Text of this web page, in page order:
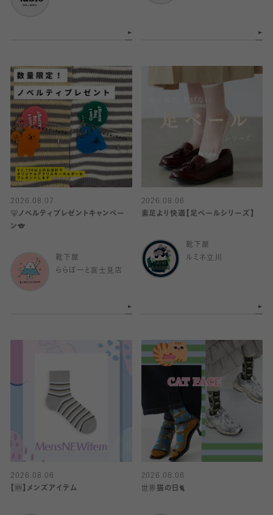
2026.08.07
🐻ノベルティプレゼントキャンペー
ン🐨
靴下屋
ららぽーと富士見店
2026.08.06
素足より快適【足ベールシリーズ】
靴下屋
ルミネ立川
2026.08.06
【🆕】メンズアイテム
2026.08.06
世界猫の日🐈